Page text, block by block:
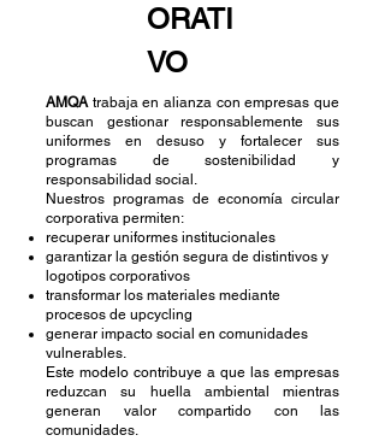
ORATI
VO
AMQAtrabaja en alianza con empresas que
buscan gestionar responsablemente sus
uniformes en desuso y fortalecer sus
programas de sostenibilidad y
responsabilidad social.
Nuestros programas de economía circular
corporativa permiten:
recuperar uniformes institucionales
garantizar la gestión segura de distintivos y
logotipos corporativos
transformar los materiales mediante
procesos de upcycling
generar impacto social en comunidades
vulnerables.
Este modelo contribuye a que las empresas
reduzcan su huella ambiental mientras
generan valor compartido con las
comunidades.